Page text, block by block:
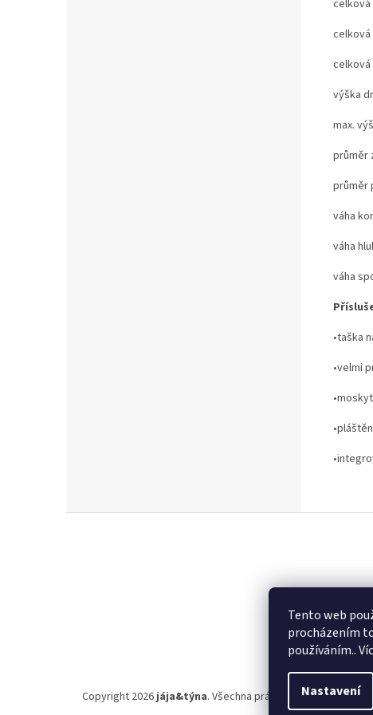
Tento web
procházením
používáním..
Nastavení
celková
celková
výška
max.
průměr
průměr
váha
váha
váha
•taška
•velmi
Copyright 2026 jája&týna. Všechna práva vyhrazena.